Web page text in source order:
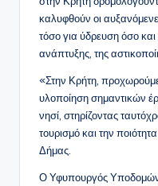
καλυφθούν οι
τόσο για ύδρευση όσο
ανάπτυξης, της
«Στην Κρήτη, προχωρούμε
υλοποίηση σημαντικών
νησί, στηρίζοντας
τουρισμό και την
Δήμας.
Ο Υφυπουργός Υποδομών